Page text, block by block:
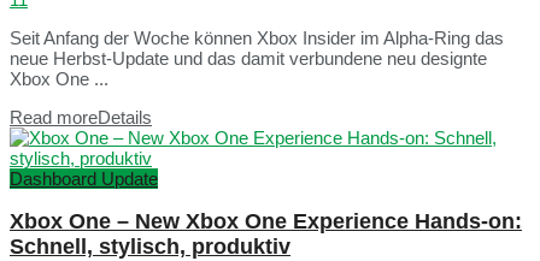
Seit Anfang der Woche können Xbox Insider im Alpha-Ring das
neue Herbst-Update und das damit verbundene neu designte
Xbox One ...
Read moreDetails
Dashboard Update
Xbox One – New Xbox One Experience Hands-on:
Schnell, stylisch, produktiv